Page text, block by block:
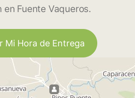
en Fuente Vaqueros.
Mi Hora de Entrega